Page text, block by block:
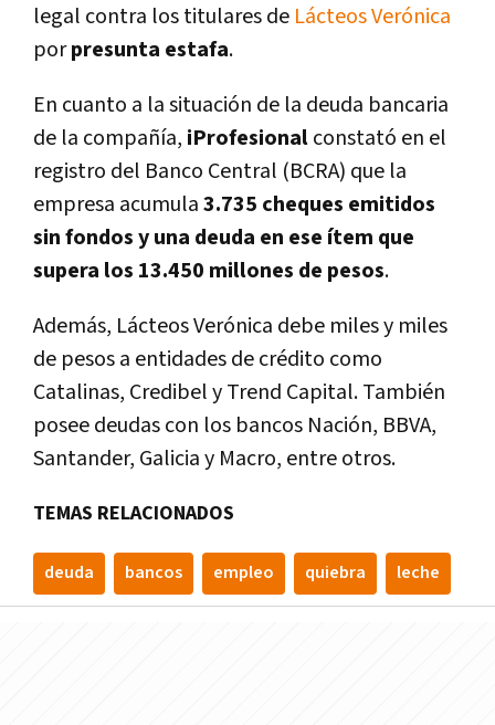
legal contra los titulares de Lácteos Verónica
porpresunta estafa.
En cuanto a la situación de la deuda bancaria
de la compañía, iProfesionalconstató en el
registro del Banco Central (BCRA) que la
empresa acumula3.735 cheques emitidos
sin fondos y una deuda en ese ítem que
supera los 13.450 millones de pesos.
Además, Lácteos Verónica debe miles y miles
de pesos a entidades de crédito como
Catalinas, Credibel y Trend Capital. También
posee deudas con los bancos Nación, BBVA,
Santander, Galicia y Macro, entre otros.
TEMAS RELACIONADOS
deuda bancos empleo quiebra leche